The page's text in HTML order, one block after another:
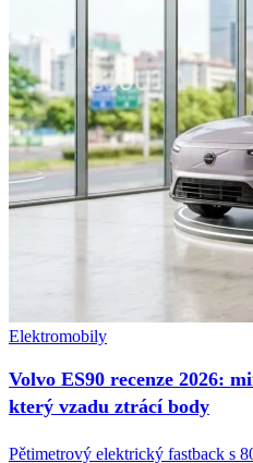
Elektromobily
Volvo ES90 recenze 2026:
který vzadu ztrácí body
Pětimetrový elektrický fastback s